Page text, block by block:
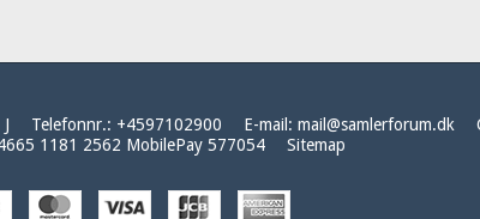
Telefonnr.: +4597102900 E-mail : mail@samlerforum.dk
1181 2562 MobilePay 577054 Sitemap